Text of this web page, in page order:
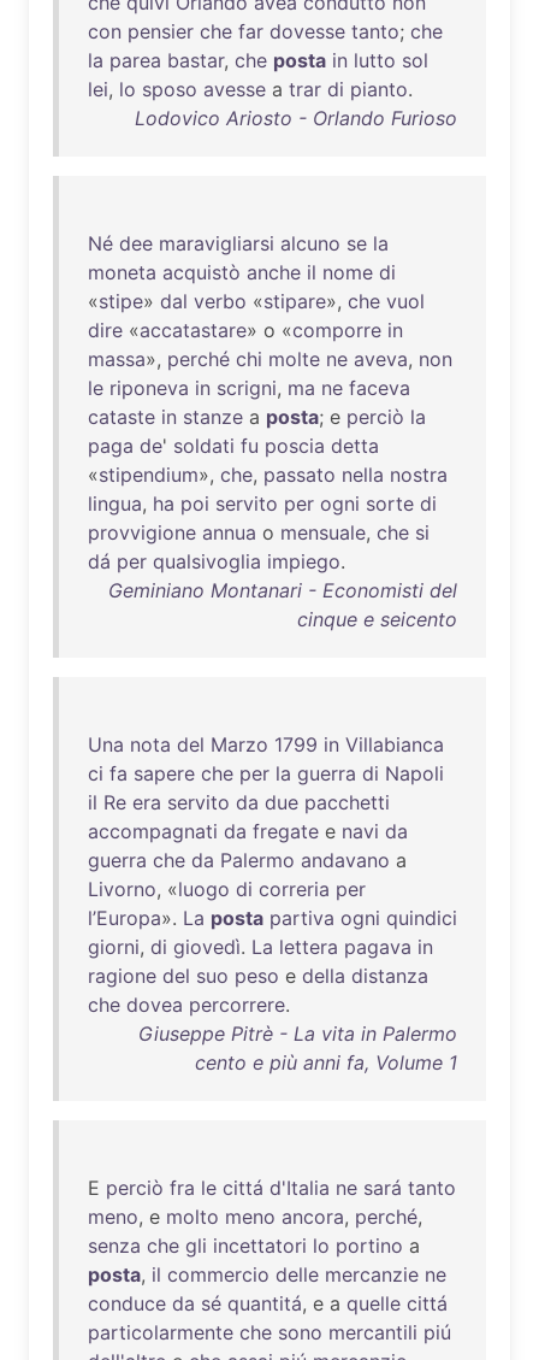
con pensier che far dovesse tanto; che
la parea bastar, che posta in lutto sol
lei, lo sposo avesse a trar di pianto.
Lodovico Ariosto - Orlando Furioso
Né dee maravigliarsi alcuno se la
moneta acquistò anche il nome di
«stipe» dal verbo «stipare», che vuol
dire «accatastare» o «comporre in
massa», perché chi molte ne aveva, non
le riponeva in scrigni, ma ne faceva
cataste in stanze a posta; e perciò la
paga de' soldati fu poscia detta
«stipendium», che, passato nella nostra
lingua, ha poi servito per ogni sorte di
provvigione annua o mensuale, che si
dá per qualsivoglia impiego.
Geminiano Montanari - Economisti del
cinque e seicento
Una nota del Marzo 1799 in Villabianca
ci fa sapere che per la guerra di Napoli
il Re era servito da due pacchetti
accompagnati da fregate e navi da
guerra che da Palermo andavano a
Livorno, «luogo di correria per
l’Europa». La posta partiva ogni quindici
giorni, di giovedì. La lettera pagava in
ragione del suo peso e della distanza
che dovea percorrere.
Giuseppe Pitrè - La vita in Palermo
cento e più anni fa, Volume 1
E perciò fra le cittá d'Italia ne sará tanto
meno, e molto meno ancora, perché,
senza che gli incettatori lo portino a
posta, il commercio delle mercanzie ne
conduce da sé quantitá, e a quelle cittá
particolarmente che sono mercantili piú